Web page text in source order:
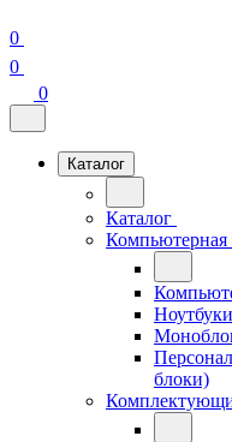
0
0
0
Каталог
Каталог
Компьютерная
Ноутбуки
блоки)